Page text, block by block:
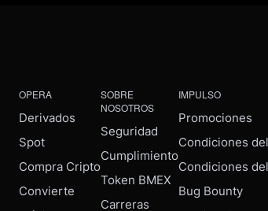
OPERA
Derivados
Spot
Compra Cripto
Convierte
SOBRE
NOSOTROS
Seguridad
Cumplimiento
Token BMEX
Carreras
IMPULSO
Promociones
Condiciones
Condiciones
Bug Bounty